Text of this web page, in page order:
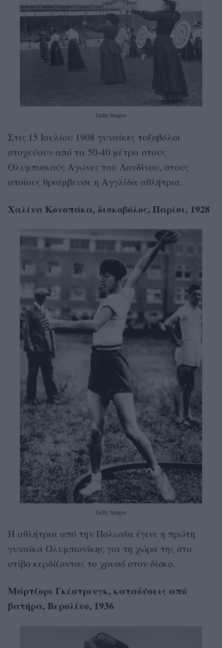
Getty Images
Στις 15 Ιουλίου 1908 γυναίκες τοξοβόλοι
στοχεύουν από τα 50-40 μέτρα στους
Ολυμπιακούς Αγώνες του Λονδίνου, στους
οποίους θριάμβευσε η Αγγλίδα αθλήτρια.
Χαλίνα Κονοπάκα, δισκοβόλος, Παρίσι, 1928
Getty Images
Η αθλήτρια από την Πολωνία έγινε η πρώτη
γυναίκα Ολυμπιονίκης για τη χώρα της στο
στίβο κερδίζοντας το χρυσό στον δίσκο.
Μάρτζορι Γκέστρινγκ, καταδύσεις από
βατήρα, Βερολίνο, 1936